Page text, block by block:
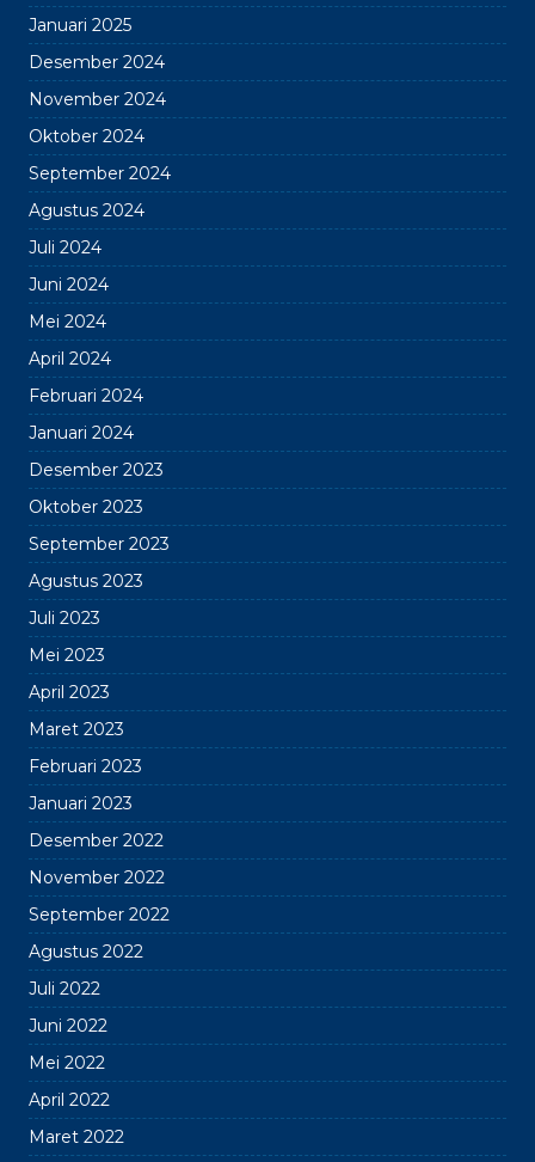
Januari 2025
Desember 2024
November 2024
Oktober 2024
September 2024
Agustus 2024
Juli 2024
Juni 2024
Mei 2024
April 2024
Februari 2024
Januari 2024
Desember 2023
Oktober 2023
September 2023
Agustus 2023
Juli 2023
Mei 2023
April 2023
Maret 2023
Februari 2023
Januari 2023
Desember 2022
November 2022
September 2022
Agustus 2022
Juli 2022
Juni 2022
Mei 2022
April 2022
Maret 2022